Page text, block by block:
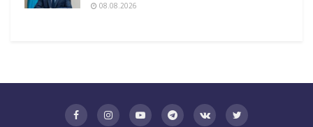
08.08.2026